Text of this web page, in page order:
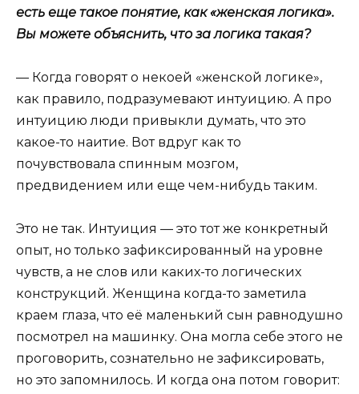
есть еще такое понятие, как «женская логика».
Вы можете объяснить, что за логика такая?
— Когда говорят о некоей «женской логике»,
как правило, подразумевают интуицию. А про
интуицию люди привыкли думать, что это
какое-то наитие. Вот вдруг как то
почувствовала спинным мозгом,
предвидением или еще чем-нибудь таким.
Это не так. Интуиция — это тот же конкретный
опыт, но только зафиксированный на уровне
чувств, а не слов или каких-то логических
конструкций. Женщина когда-то заметила
краем глаза, что её маленький сын равнодушно
посмотрел на машинку. Она могла себе этого не
проговорить, сознательно не зафиксировать,
но это запомнилось. И когда она потом говорит: